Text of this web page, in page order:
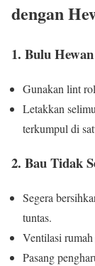
dengan
1. Bulu
Gunakan lint
Letakkan
terkumpul di
2. Bau Tidak
Segera
tuntas.
Ventilasi rumah
Pasang